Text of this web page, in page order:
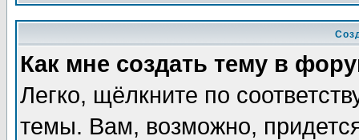
Как мне создать тему в
Легко, щёлкните по
темы. Вам, возможно,